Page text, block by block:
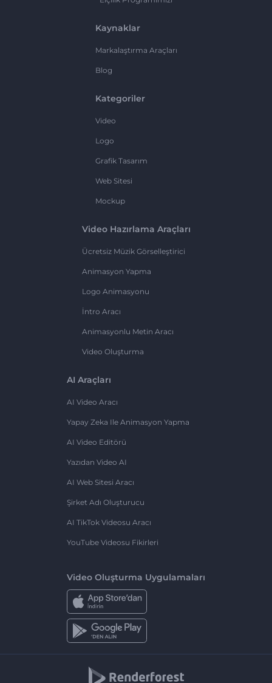
Kaynaklar
Markalaştırma Araçları
Blog
Kategoriler
Video
Logo
Grafik Tasarım
Web Sitesi
Mockup
Video Hazırlama Araçları
Ücretsiz Müzik Görselleştirici
Animasyon Yapma
Logo Animasyonu
İntro Aracı
Animasyonlu Metin Aracı
Video Oluşturma
AI Araçları
AI Video Aracı
Yapay Zeka Ile Animasyon Yapma
AI Video Editörü
Yazıdan Video AI
AI Web Sitesi Aracı
Şirket Adı Oluşturucu
AI TikTok Videosu Aracı
YouTube Videosu Fikirleri
Video Oluşturma Uygulamaları